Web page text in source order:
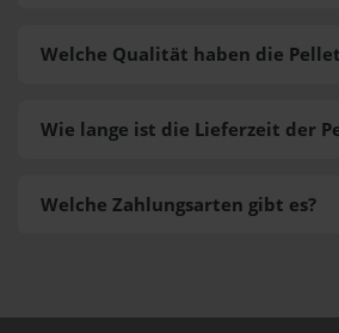
Welche Zahlungsarten gibt es?
Welche Qualität haben die
Wie lange ist die Lieferzeit der